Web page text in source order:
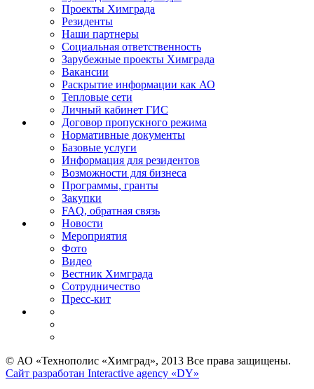
Проекты Химграда
Резиденты
Наши партнеры
Социальная ответственность
Зарубежные проекты Химграда
Вакансии
Раскрытие информации как АО
Тепловые сети
Личный кабинет ГИС
Договор пропускного режима
Нормативные документы
Базовые услуги
Информация для резидентов
Возможности для бизнеса
Программы, гранты
Закупки
FAQ, обратная связь
Новости
Мероприятия
Фото
Видео
Вестник Химграда
Сотрудничество
Пресс-кит
© АО «Технополис «Химград», 2013 Все права защищены.
Сайт разработан Interactive agency «DY»